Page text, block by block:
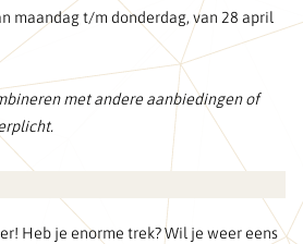
maandag t/m donderdag, van 28 april
met andere aanbiedingen of
Heb je enorme trek? Wil je weer eens